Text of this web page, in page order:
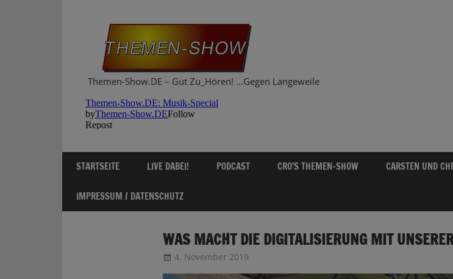
Themen-Show.DE – Gut Zu_Hören! …Gegen Langeweile
STARTSEITE LIVE DABEI! PODCAST CRO’S THEMEN-SHOW CARSTEN UND
IMPRESSUM / DATENSCHUTZ
WAS MACHT DIE DIGITALISIERUNG MIT
4. November 2019